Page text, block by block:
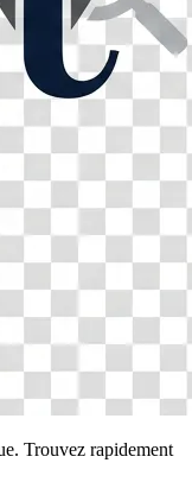
Trouvez rapidement